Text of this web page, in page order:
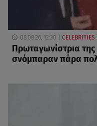
08.08.26, 12:30
Πρωταγωνίστρια
σνόμπαραν πάρα